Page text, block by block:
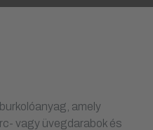
amely
vagy üvegdarabok és